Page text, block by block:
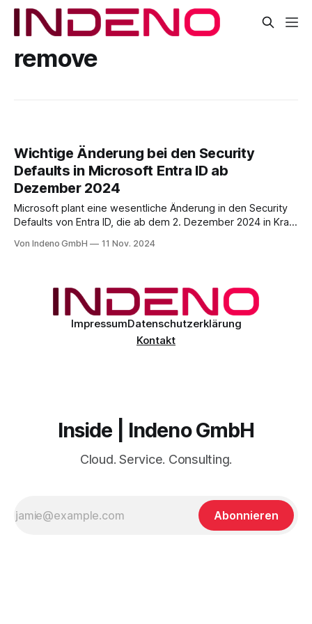
remove
Wichtige Änderung bei den Security
Defaults in Microsoft Entra ID ab
Dezember 2024
Microsoft plant eine wesentliche Änderung in den Security
Defaults von Entra ID, die ab dem 2. Dezember 2024 in Kraft
Entra ID-Nutzer zu erhöhen, indem der 14-tägige Aufschub
Von Indeno GmbH 11 Nov. 2024
ImpressumDatenschutzerklärung
Kontakt
Inside | Indeno GmbH
Cloud. Service. Consulting.
Abonnieren